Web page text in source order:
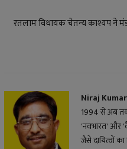
रतलाम विधायक चेतन्य काश्यप ने
Niraj
1994 से अब तक
'नवभारत' और
जैसे दायित्वों